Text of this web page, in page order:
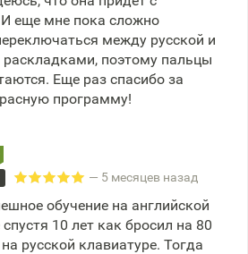
еще мне пока сложно
между русской и
раскладками, поэтому пальцы
Еще раз спасибо за
программу!
— 5 месяцев назад
обучение на английской
10 лет как бросил на 80
русской клавиатуре. Тогда